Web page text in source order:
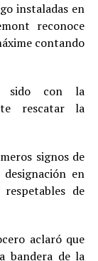
instaladas en
reconoce
contando
sido con la
rescatar la
signos de
en
de
aclaró que
bandera de la